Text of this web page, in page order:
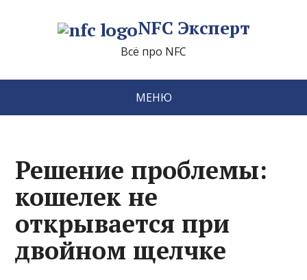
NFC Эксперт
Всё про NFC
МЕНЮ
Решение проблемы:
кошелек не
открывается при
двойном щелчке